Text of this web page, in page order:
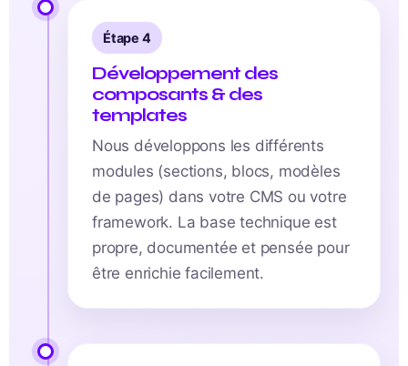
Étape 4
Développement des
composants & des
templates
Nous développons les différents
modules (sections, blocs, modèles
de pages) dans votre CMS ou votre
framework. La base technique est
propre, documentée et pensée pour
être enrichie facilement.